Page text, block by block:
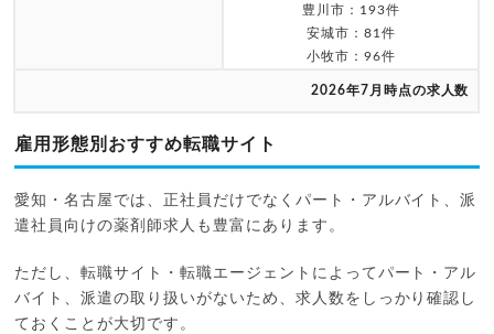
豊川市：193件
安城市：81件
小牧市：96件
2026年7月時点の求人数
雇用形態別おすすめ転職サイト
愛知・名古屋では、正社員だけでなくパート・アルバイト、派
遣社員向けの薬剤師求人も豊富にあります。
ただし、転職サイト・転職エージェントによってパート・アル
バイト、派遣の取り扱いがないため、求人数をしっかり確認し
ておくことが大切です。